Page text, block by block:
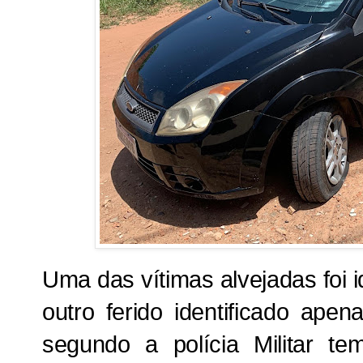
Uma das vítimas alvejadas foi
outro ferido identificado
segundo a polícia Militar